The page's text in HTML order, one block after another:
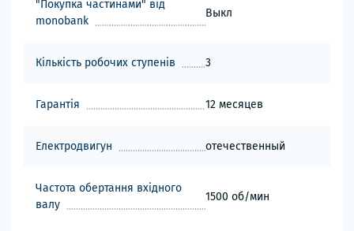
"Покупка частинами" від
monobank
Выкл
Кількість робочих ступенів 3
Гарантія 12 месяцев
Електродвигун отечественный
Частота обертання вхідного
валу
1500 об/мин